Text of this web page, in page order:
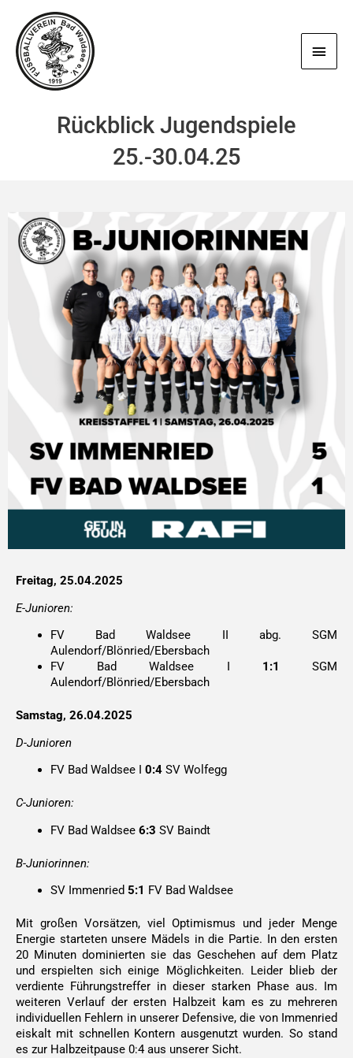
Inhalt
springen
Rückblick Jugendspiele
25.-30.04.25
Freitag, 25.04.2025
E-Junioren:
FV Bad Waldsee II abg. SGM
Aulendorf/Blönried/Ebersbach
FV Bad Waldsee I 1:1
SGM
Aulendorf/Blönried/Ebersbach
Samstag, 26.04.2025
D-Junioren
FV Bad Waldsee I 0:4SV Wolfegg
C-Junioren:
FV Bad Waldsee6:3 SV Baindt
B-Juniorinnen:
SV Immenried 5:1 FV Bad Waldsee
Mit großen Vorsätzen, viel Optimismus und jeder Menge
Energie starteten unsere Mädels in die Partie. In den ersten
20 Minuten dominierten sie das Geschehen auf dem Platz
und erspielten sich einige Möglichkeiten. Leider blieb der
verdiente Führungstreffer in dieser starken Phase aus. Im
weiteren Verlauf der ersten Halbzeit kam es zu mehreren
individuellen Fehlern in unserer Defensive, die von Immenried
eiskalt mit schnellen Kontern ausgenutzt wurden. So stand
es zur Halbzeitpause 0:4 aus unserer Sicht.